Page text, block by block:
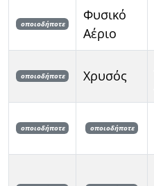
οποιοδήποτε
Φυσικό
Αέριο
οποιοδήποτε Χρυσός
οποιοδήποτε οποιοδήποτε